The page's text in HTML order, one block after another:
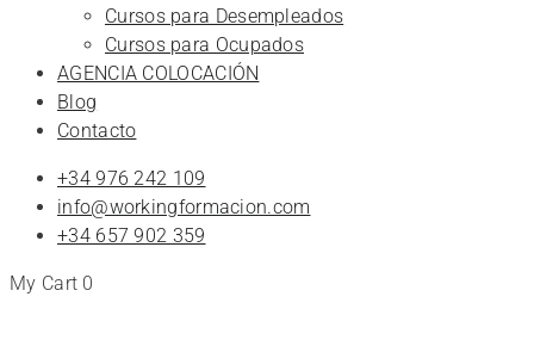
Cursos para Desempleados
Cursos para Ocupados
AGENCIA COLOCACIÓN
Blog
Contacto
+34 976 242 109
info@workingformacion.com
+34 657 902 359
My Cart 0